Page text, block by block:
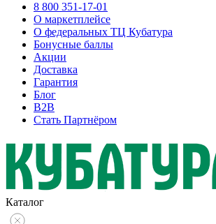
8 800 351-17-01
О маркетплейсе
О федеральных ТЦ Кубатура
Бонусные баллы
Акции
Доставка
Гарантия
Блог
B2B
Стать Партнёром
Каталог